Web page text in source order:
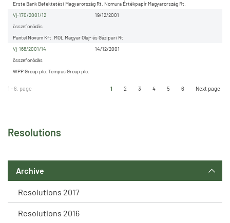
Resolutions
Archive
Resolutions 2017
Resolutions 2016
Erste Bank Befektetési Magyarország Rt. Nomura Értékpapír Magyarország Rt.
19/12/2001
Vj-170/2001/12
Pantel Novum Kft. MOL Magyar Olaj- és Gázipari Rt
összefonódás
14/12/2001
Vj-166/2001/14
WPP Group plc. Tempus Group plc.
összefonódás
1 - 6. page 1 2 3 4 5 6 Next page